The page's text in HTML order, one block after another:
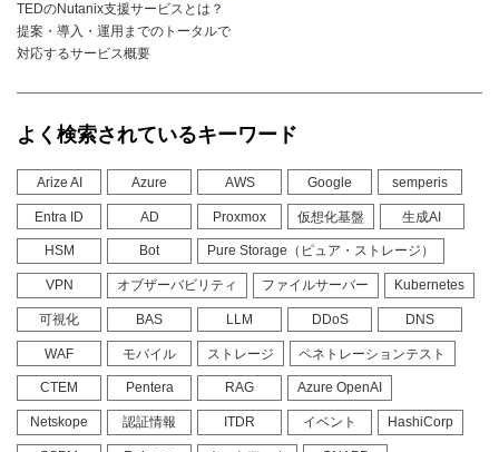
TEDのNutanix支援サービスとは？
提案・導入・運用までのトータルで
対応するサービス概要
よく検索されているキーワード
Arize AI Azure AWS Google semperis
Entra ID AD Proxmox 仮想化基盤 生成AI
HSM Bot Pure Storage（ピュア・ストレージ）
VPN オブザーバビリティ ファイルサーバー Kubernetes
可視化 BAS LLM DDoS DNS
WAF モバイル ストレージ ペネトレーションテスト
CTEM Pentera RAG Azure OpenAI
Netskope 認証情報 ITDR イベント HashiCorp